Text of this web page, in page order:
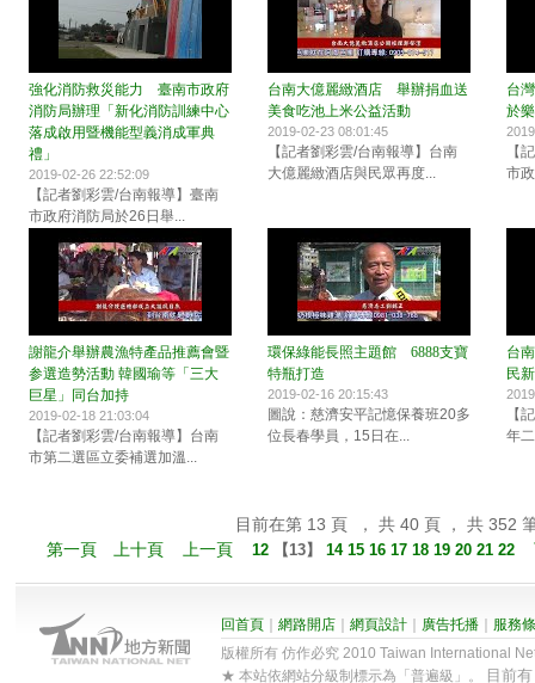
強化消防救災能力 臺南市政府
消防局辦理「新化消防訓練中心
落成啟用暨機能型義消成軍典
禮」
2019-02-26 22:52:09
【記者劉彩雲/台南報導】臺南
市政府消防局於26日舉...
台南大億麗緻酒店 舉辦捐血送
美食吃池上米公益活動
2019-02-23 08:01:45
【記者劉彩雲/台南報導】台南
大億麗緻酒店與民眾再度...
台
於
【
市
謝龍介舉辦農漁特產品推薦會暨
参選造勢活動 韓國瑜等「三大
巨星」同台加持
2019-02-18 21:03:04
【記者劉彩雲/台南報導】台南
市第二選區立委補選加溫...
環保綠能長照主題館 6888支寶
特瓶打造
2019-02-16 20:15:43
圖說：慈濟安平記憶保養班20多
位長春學員，15日在...
台
民
【
年
目前在第 13 頁 ， 共 40 頁 ， 共 352
第一頁
上十頁 上一頁 12 【13】 14 15 16 17 18 19 20 21 22
回首頁 網路開店 網頁設計 廣告托播
服務
版權所有 仿作必究 2010 Taiwan International
★ 本站依網站分級制標示為「普遍級」。
目前